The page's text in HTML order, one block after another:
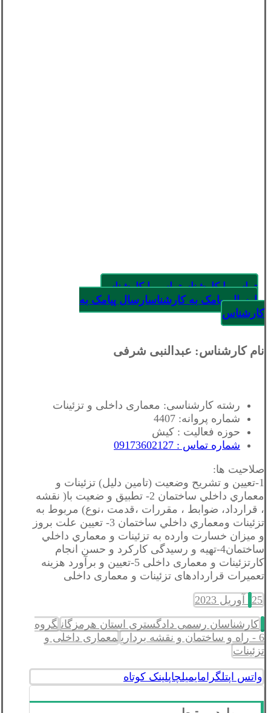
تماس با کارشناستماس با کارشناس
ارسال پیامک به کارشناسارسال پیامک به
کارشناس
نام کارشناس: عبدالنبی شرفی
رشته کارشناسی: معماری داخلی و تزئینات
شماره پروانه: 4407
حوزه فعالیت : کیش
شماره تماس : 09173602127
صلاحیت ها:
1-تعيين و تشريح وضعيت (تامين دليل) تزئينات و
معماري داخلي ساختمان 2- تطبيق و ضعيت با( نقشه
، قرارداد، ضوابط ، مقررات ،قدمت ،نوع) مربوط به
تزئينات ومعماري داخلي ساختمان 3- تعيين علت بروز
و ميزان خسارت وارده به تزئينات و معماري داخلي
ساختمان4-تهیه و رسیدگی کارکرد و حسن انجام
کارتزئینات و معماری داخلی 5-تعیین و برآورد هزینه
تعمیرات قراردادهای تزئینات و معماری داخلی
25 آوریل 2023
کارشناسان رسمی دادگستری استان هرمزگان گروه
6 - راه و ساختمان و نقشه برداری
معماری داخلی و
تزئینات
واتس اپتلگرامایمیلچاپلینک کوتاه